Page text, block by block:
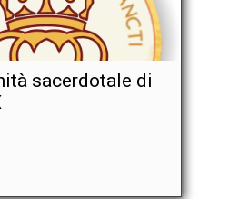
sacerdotale di